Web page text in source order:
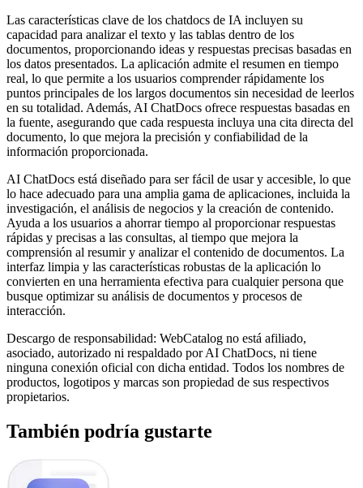
Las características clave de los chatdocs de IA incluyen su
capacidad para analizar el texto y las tablas dentro de los
documentos, proporcionando ideas y respuestas precisas basadas en
los datos presentados. La aplicación admite el resumen en tiempo
real, lo que permite a los usuarios comprender rápidamente los
puntos principales de los largos documentos sin necesidad de leerlos
en su totalidad. Además, AI ChatDocs ofrece respuestas basadas en
la fuente, asegurando que cada respuesta incluya una cita directa del
documento, lo que mejora la precisión y confiabilidad de la
información proporcionada.
AI ChatDocs está diseñado para ser fácil de usar y accesible, lo que
lo hace adecuado para una amplia gama de aplicaciones, incluida la
investigación, el análisis de negocios y la creación de contenido.
Ayuda a los usuarios a ahorrar tiempo al proporcionar respuestas
rápidas y precisas a las consultas, al tiempo que mejora la
comprensión al resumir y analizar el contenido de documentos. La
interfaz limpia y las características robustas de la aplicación lo
convierten en una herramienta efectiva para cualquier persona que
busque optimizar su análisis de documentos y procesos de
interacción.
Descargo de responsabilidad: WebCatalog no está afiliado,
asociado, autorizado ni respaldado por AI ChatDocs, ni tiene
ninguna conexión oficial con dicha entidad. Todos los nombres de
productos, logotipos y marcas son propiedad de sus respectivos
propietarios.
También podría gustarte